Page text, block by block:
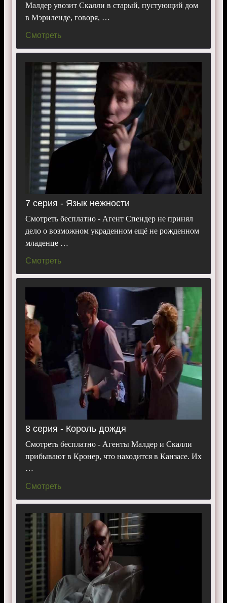
Малдер увозит Скалли в старый, пустующий дом
в Мэриленде, говоря, …
Смотреть
7 серия - Язык нежности
Смотреть бесплатно - Агент Спендер не принял
дело о возможном украденном ещё не рожденном
младенце …
Смотреть
8 серия - Король дождя
Смотреть бесплатно - Агенты Малдер и Скалли
прибывают в Кронер, что находится в Канзасе. Их
…
Смотреть